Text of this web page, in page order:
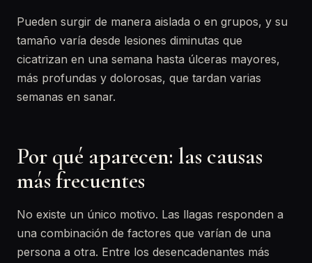
Pueden surgir de manera aislada o en grupos, y su
tamaño varía desde lesiones diminutas que
cicatrizan en una semana hasta úlceras mayores,
más profundas y dolorosas, que tardan varias
semanas en sanar.
Por qué aparecen: las causas
más frecuentes
No existe un único motivo. Las llagas responden a
una combinación de factores que varían de una
persona a otra. Entre los desencadenantes más